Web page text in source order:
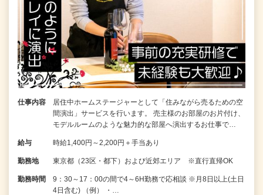
仕事内容
居住中ホームステージャーとして「住みながら売るための空
間演出」サービスを行います。 売主様のお部屋のお片付け、
モデルルームのような魅力的な部屋へ演出するお仕事で…
給与 時給1,400円～2,200円＋手当あり
勤務地 東京都（23区・都下）および近郊エリア ※直行直帰OK
勤務時間
9：30～17：00の間で4～6H勤務で応相談 ※月8日以上(土日
4日含む) （例） ・…